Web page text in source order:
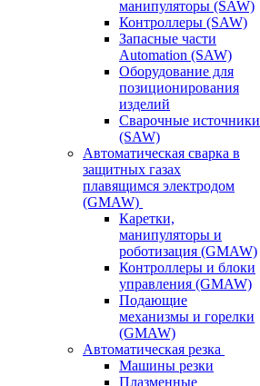
манипуляторы (SAW)
Контроллеры (SAW)
Запасные части
Automation (SAW)
Оборудование для
позиционирования
изделий
Сварочные источники
(SAW)
Автоматическая сварка в
защитных газах
плавящимся электродом
(GMAW)
Каретки,
манипуляторы и
роботизация (GMAW)
Контроллеры и блоки
управления (GMAW)
Подающие
механизмы и горелки
(GMAW)
Автоматическая резка
Машины резки
Плазменные